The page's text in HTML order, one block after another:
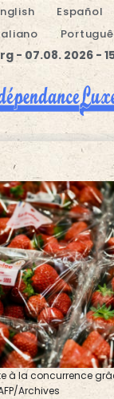
Español
- 07.08. 2026 -
à la concurrence
Archives